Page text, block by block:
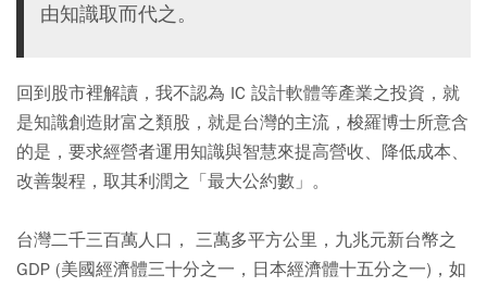
由知識取而代之。
回到股市裡解讀，我不認為 IC 設計軟體等產業之投資，就
是知識創造財富之類股，就是台灣的主流，梭羅博士所意含
的是，要求經營者運用知識與智慧來提高營收、降低成本、
改善製程，取其利潤之「最大公約數」。
台灣二千三百萬人口， 三萬多平方公里，九兆元新台幣之
GDP (美國經濟體三十分之一，日本經濟體十五分之一)，如